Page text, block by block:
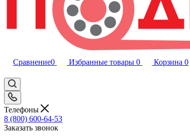
Сравнение0 Избранные товары 0 Корзина 0
Телефоны
8 (800) 600-64-53
Заказать звонок